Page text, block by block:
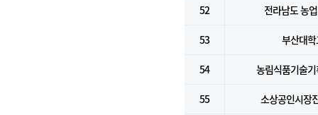
52 전라남도 농
53 부산대
54 농림식품기술
55 소상공인시장